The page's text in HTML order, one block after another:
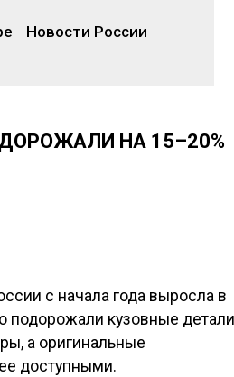
Новости России
НА 15–20%
с начала года выросла в
подорожали кузовные
а оригинальные
доступными.